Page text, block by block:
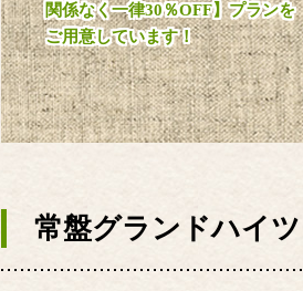
関係なく一律30％OFF】プランを
ご用意しています！
常盤グランドハイツ